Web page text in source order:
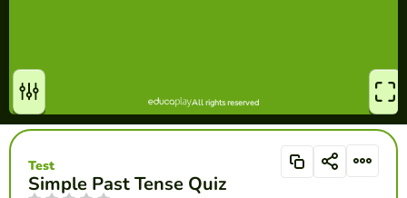
Simple Past Tense Quiz
Test